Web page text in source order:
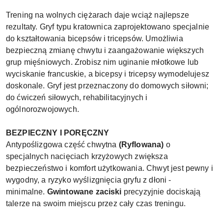
Trening na wolnych ciężarach daje wciąż najlepsze
rezultaty. Gryf typu kratownica zaprojektowano specjalnie
do kształtowania bicepsów i tricepsów. Umożliwia
bezpieczną zmianę chwytu i zaangażowanie większych
grup mięśniowych. Zrobisz nim uginanie młotkowe lub
wyciskanie francuskie, a bicepsy i tricepsy wymodelujesz
doskonale. Gryf jest przeznaczony do domowych siłowni;
do ćwiczeń siłowych, rehabilitacyjnych i
ogólnorozwojowych.
BEZPIECZNY I PORĘCZNY
Antypoślizgowa część chwytna (Ryflowana) o
specjalnych nacięciach krzyżowych zwiększa
bezpieczeństwo i komfort użytkowania. Chwyt jest pewny i
wygodny, a ryzyko wyślizgnięcia gryfu z dłoni -
minimalne. Gwintowane zaciski precyzyjnie dociskają
talerze na swoim miejscu przez cały czas treningu.